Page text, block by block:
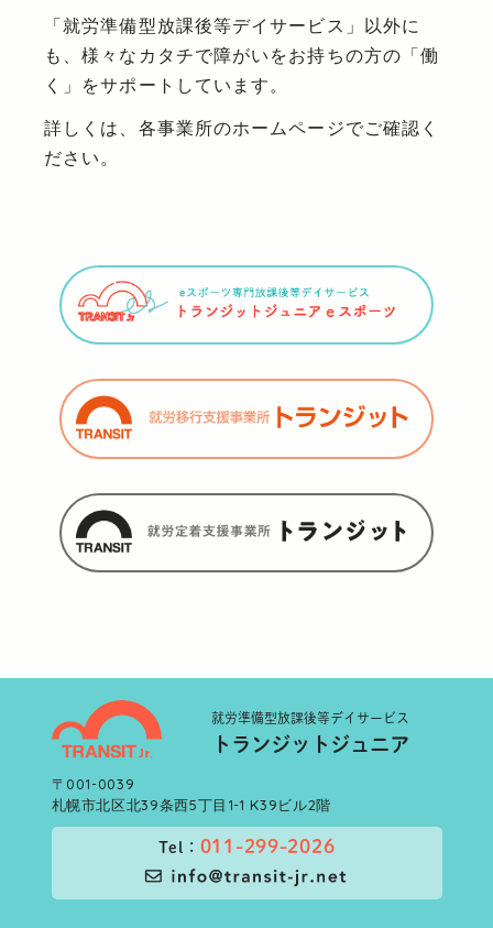
「就労準備型放課後等デイサービス」以外に
も、様々なカタチで障がいをお持ちの方の「働
く」をサポートしています。
詳しくは、各事業所のホームページでご確認く
ださい。
就労準備型放課後等デイサービス
トランジットジュニア
〒001-0039
札幌市北区北39条西5丁目1-1 K39ビル2階
Tel： 011-299-2026